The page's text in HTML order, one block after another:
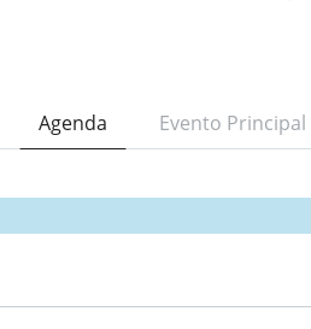
Agenda Evento Principal